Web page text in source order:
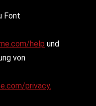
Font
help und
von
privacy.